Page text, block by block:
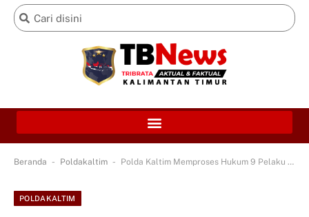
Beranda - Poldakaltim - Polda Kaltim Memproses Hukum 9 Pelaku Pengancaman Pekerja Proyek Pembangunan Bandara VVIP IKN
POLDAKALTIM